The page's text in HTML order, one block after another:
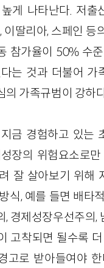
게 나타난다. 저출
이딸리아, 스페인 등
참가율이 50% 수
는 것과 더불어 가
의 가족규범이 강하
금 경험하고 있는
장의 위험요소로
잘 살아보기 위해
식, 예를 들면 배타
, 경제성장우선주의,
고착되면 될수록
고로 받아들여야